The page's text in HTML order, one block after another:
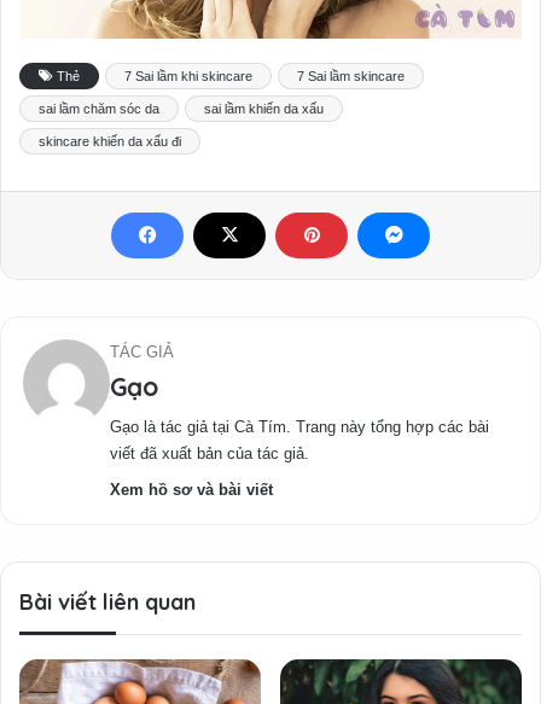
Thẻ 7 Sai lầm khi skincare 7 Sai lầm skincare
sai lầm chăm sóc da sai lầm khiến da xấu
skincare khiến da xấu đi
TÁC GIẢ
Gạo
Gạo là tác giả tại Cà Tím. Trang này tổng hợp các bài
viết đã xuất bản của tác giả.
Xem hồ sơ và bài viết
Bài viết liên quan